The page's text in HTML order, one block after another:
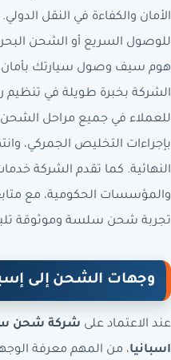
الأمان والكفاءة في النقل
للوصول السريع أو الشحن
هوم سيف وصول سيارتك بأمان
الشركة بخبرة طويلة في
للعملاء في جميع مراحل الشحن،
بإجراءات التخليص الجمركي،
النهائية. كما تقدم الشركة
والمؤسسات الحكومية، مع
تجربة شحن سلسة وموثوقة
وجهات الشحن إلى
عند الاعتماد على شركة شحن
اسبانيا، من المهم معرفة